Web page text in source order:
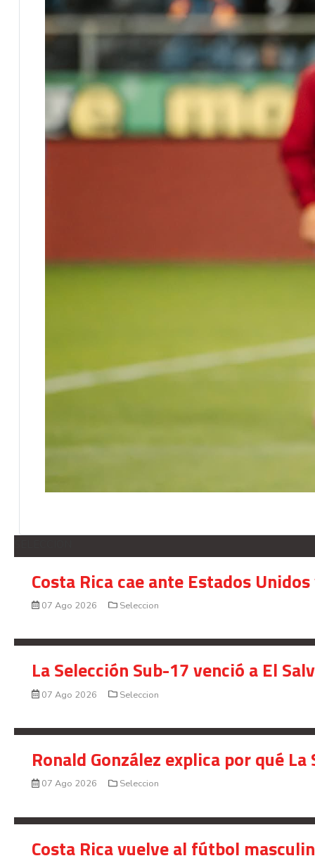
Costa Rica cae ante Estados
07 Ago 2026 Seleccion
La Selección Sub-17 venció a El
07 Ago 2026 Seleccion
Ronald González explica por qué
07 Ago 2026 Seleccion
Costa Rica vuelve al fútbol